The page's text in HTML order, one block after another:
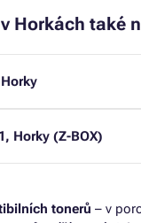
Horkách také
Horky (Z-BOX)
tonerů – v